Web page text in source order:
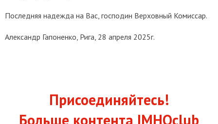
Последняя надежда на Вас, господин Верховный Комиссар.
Александр Гапоненко, Рига, 28 апреля 2025г.
Присоединяйтесь!
Больше контента IMHOclub